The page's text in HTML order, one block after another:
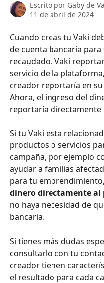
Escrito por Gaby de
11 de abril de 2024
Cuando creas tu Vaki
de cuenta bancaria
recaudado. Vaki
servicio de la
creador reportaría en su
Ahora, el ingreso del
reportaría directamente
Si tu Vaki esta
productos o servicios
campaña, por ejemplo
ayudar a familias
para tu emprendimiento,
dinero directamente al
no haya necesidad de
bancaria.
Si tienes más dudas
consultarlo con tu
creador tienen
el resultado para cada